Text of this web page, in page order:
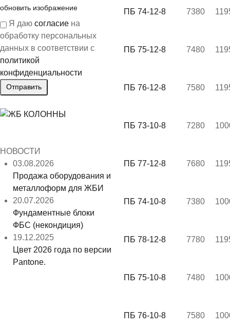
обновить изображение
Я даю согласие на
обработку персональных
данных в соответствии с
политикой
конфиденциальности
НОВОСТИ
03.08.2026
Продажа оборудования и
металлоформ для ЖБИ
20.07.2026
Фундаментные блоки
ФБС (некондиция)
19.12.2025
Цвет 2026 года по версии
Pantone.
ПБ 74-12-8 7380
ПБ 75-12-8 7480
ПБ 76-12-8 7580
ПБ 73-10-8 7280
ПБ 77-12-8 7680
ПБ 74-10-8 7380
ПБ 78-12-8 7780
ПБ 75-10-8 7480
ПБ 76-10-8 7580